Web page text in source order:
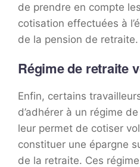
de prendre en compte
cotisation effectuées à
de la pension de retraite.
Régime de retraite
Enfin, certains
d’adhérer à un régime
leur permet de cotiser
constituer une épargne
de la retraite. Ces